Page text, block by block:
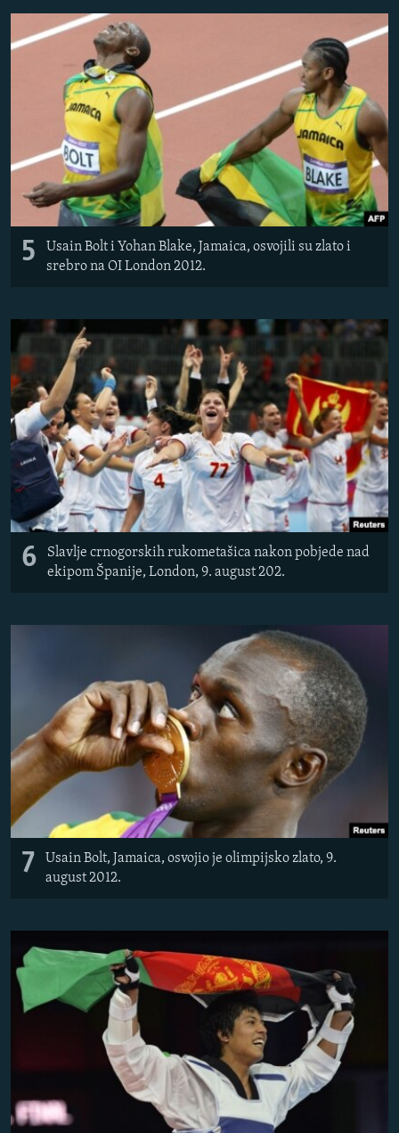
5
Usain Bolt i Yohan Blake, Jamaica, osvojili su zlato i
srebro na OI London 2012.
6
Slavlje crnogorskih rukometašica nakon pobjede nad
ekipom Španije, London, 9. august 202.
7
Usain Bolt, Jamaica, osvojio je olimpijsko zlato, 9.
august 2012.